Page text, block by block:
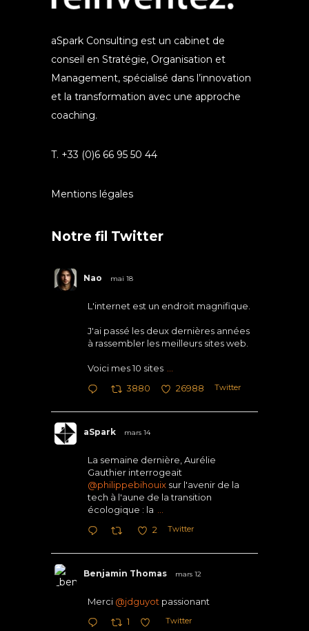
aSpark Consulting est un cabinet de
conseil en Stratégie, Organisation et
Management, spécialisé dans l’innovation
et la transformation avec une approche
coaching.
T. +33 (0)6 66 95 50 44
Mentions légales
Notre fil Twitter
Nao mai 18
L'internet est un endroit magnifique.
J'ai passé les deux dernières années
à rassembler les meilleurs sites web.
Voici mes 10 sites
3880 26988 Twitter
aSpark mars 14
La semaine dernière, Aurélie
Gauthier interrogeait
@philippebihouix sur l'avenir de la
tech à l'aune de la transition
écologique : la
2 Twitter
Benjamin Thomas mars 12
Merci @jdguyot passionant
1 Twitter